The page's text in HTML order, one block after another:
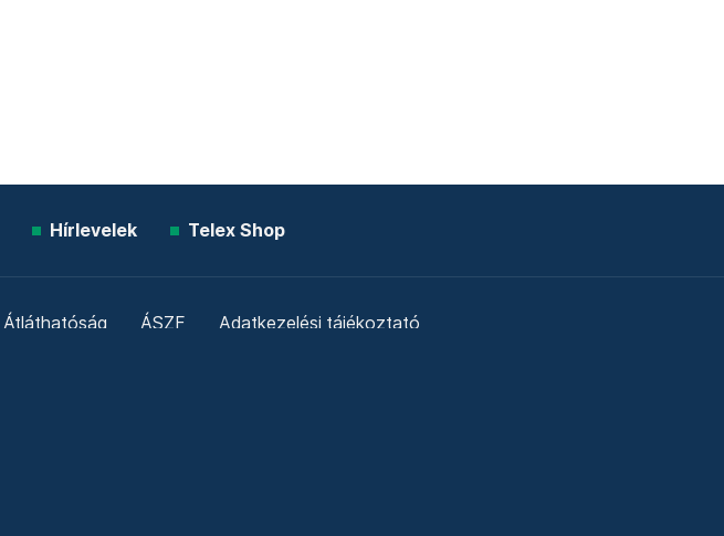
Hírlevelek Telex Shop
Átláthatóság ÁSZF Adatkezelési tájékoztató